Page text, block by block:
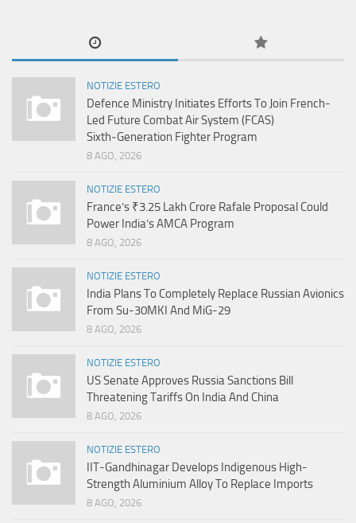
NOTIZIE ESTERO
Defence Ministry Initiates Efforts To Join French-
Led Future Combat Air System (FCAS)
Sixth‑Generation Fighter Program
8 AGO, 2026
NOTIZIE ESTERO
France’s ₹3.25 Lakh Crore Rafale Proposal Could
Power India’s AMCA Program
8 AGO, 2026
NOTIZIE ESTERO
India Plans To Completely Replace Russian Avionics
From Su-30MKI And MiG-29
8 AGO, 2026
NOTIZIE ESTERO
US Senate Approves Russia Sanctions Bill
Threatening Tariffs On India And China
8 AGO, 2026
NOTIZIE ESTERO
IIT-Gandhinagar Develops Indigenous High-
Strength Aluminium Alloy To Replace Imports
8 AGO, 2026